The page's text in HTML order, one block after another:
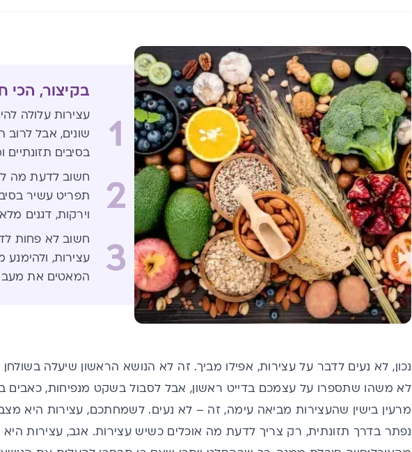
בקיצור,
1
עצירות עלולה
שונים, אבל
בסיבים תזונתיים
2
חשוב לדעת מה
תפריט עשיר
וירקות, דגנים
3
חשוב לא פחות
עצירות, ולהימנע
המאטים את
נכון, לא נעים לדבר על עצירות, אפילו מביך. זה לא הנושא הראשון שיעלה
לא משהו שתספרו על עצמכם בדייט ראשון, אבל לסבול בשקט מנפיחות, כאבים
מרעין בישין שהעצירות מביאה עימה, זה – לא נעים. לשמחתכם, עצירות היא
נפתר בדרך תזונתית, רק צריך לדעת מה אוכלים כשיש עצירות. אגב, עצירות